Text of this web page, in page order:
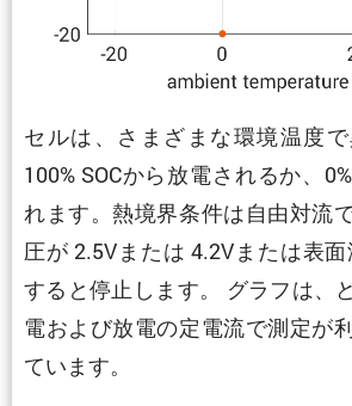
セルは、さまざまな環境温度
100% SOCから放電されるか、
れます。熱境界条件は自由対流
圧が 2.5Vまたは 4.2Vまたは表面
すると停止します。 グラフは、
電および放電の定電流で測定が
ています。